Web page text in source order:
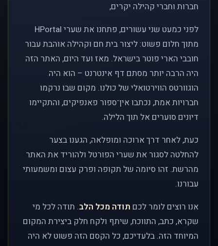
חברות וחברי קהילה יקרים,
לפני כמעט שני עשורים, פתחנו את שערי HPortal
מתוך חלום פשוט: ליצור בית חם וקהילה אוהבת עבור
חובבי הארי פוטר בישראל. מאז ועד היום, האתר הזה
היה הרבה יותר מסתם דף אינטרנט – הוא היה
הוגוורטס הווירטואלי של כולנו. מקום שבו נרקמו
חברויות אמת, נכתבו אין־ספור פאנפיקים, והתקיימו
דיונים סוערים אל תוך הלילה.
כעת, לאחר דרך ארוכה ומופלאה, הגענו בצער
להחלטה לסגור את שערי הפורטל ולהוריד את האתר
מהרשת. זהו סיומה של תקופה ופרק עצום ומשמעותי
עבורנו.
אנו רוצים לומר לכם תודה מכל הלב. תודה לכל מי
שקרא, כתב, התווכח, שיתף ולקח חלק ביצירת המקום
המיוחד הזה. בלעדיכם, כל הקסם הזה פשוט לא היה